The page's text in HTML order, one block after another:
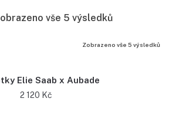
vše 5 výsledků
Zobrazeno vše 5 výsledků
Elie Saab x Aubade
2 120 Kč